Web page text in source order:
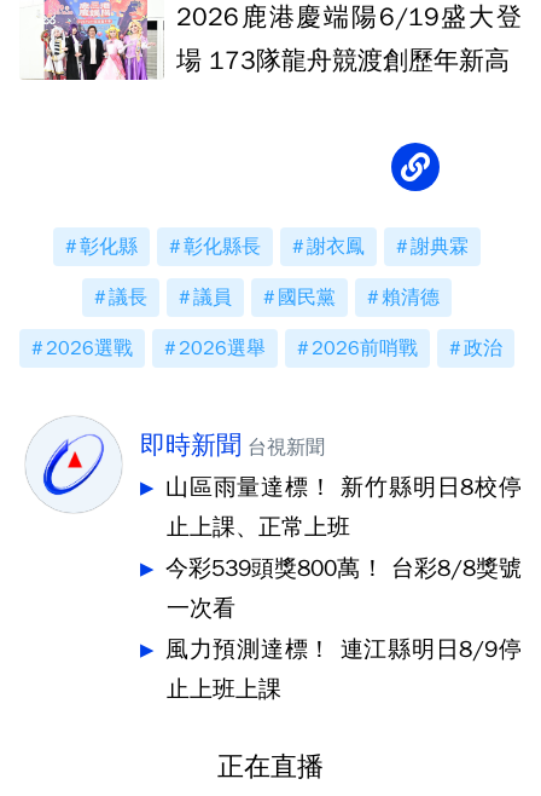
2026鹿港慶端陽6/19盛大登
場 173隊龍舟競渡創歷年新高
彰化縣 彰化縣長 謝衣鳳 謝典霖
議長 議員 國民黨 賴清德
2026選戰 2026選舉 2026前哨戰 政治
即時新聞 台視新聞
山區雨量達標！ 新竹縣明日8校停
止上課、正常上班
今彩539頭獎800萬！ 台彩8/8獎號
一次看
風力預測達標！ 連江縣明日8/9停
止上班上課
正在直播